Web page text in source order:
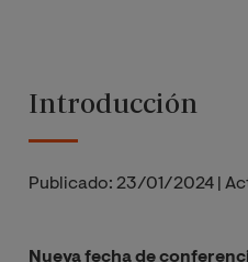
Introducción
Publicado: 23/01/2024
Nueva fecha de